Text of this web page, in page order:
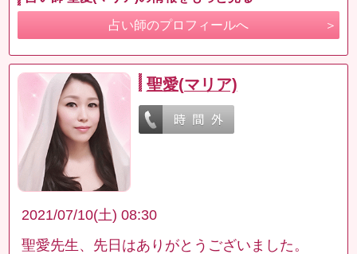
占い師のプロフィールへ
聖愛(マリア)
2021/07/10(土) 08:30
聖愛先生、先日はありがとうございました。